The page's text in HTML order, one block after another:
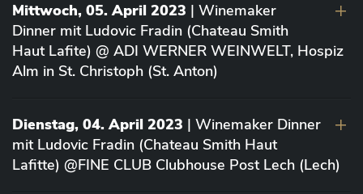
Mittwoch, 05. April 2023 | Winemaker
Dinner mit Ludovic Fradin (Chateau Smith
Haut Lafite) @ ADI WERNER WEINWELT, Hospiz
Alm in St. Christoph (St. Anton)
Dienstag, 04. April 2023 | Winemaker Dinner
mit Ludovic Fradin (Chateau Smith Haut
Lafitte) @FINE CLUB Clubhouse Post Lech (Lech)